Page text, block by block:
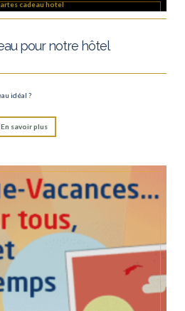
pour notre hôtel
idéal ?
En savoir plus